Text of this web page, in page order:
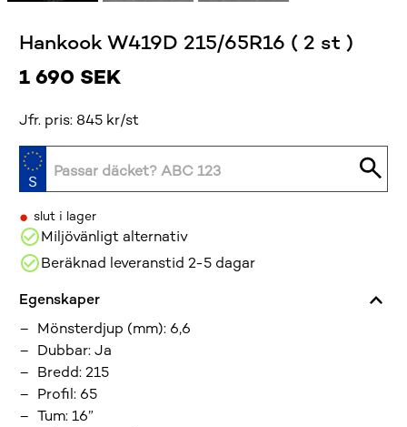
Hankook W419D 215/65R16 ( 2 st )
1 690 SEK
Jfr. pris: 845 kr/st
• slut i lager
Miljövänligt alternativ
Beräknad leveranstid 2-5 dagar
Egenskaper
Mönsterdjup (mm): 6,6
Dubbar:Ja
Bredd:215
Profil: 65
Tum:16”